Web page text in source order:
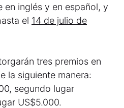
en inglés y en español, y
el 14 de julio de
tres premios en
la siguiente manera:
segundo lugar
US$5.000.